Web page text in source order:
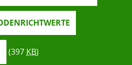
(397 KB)